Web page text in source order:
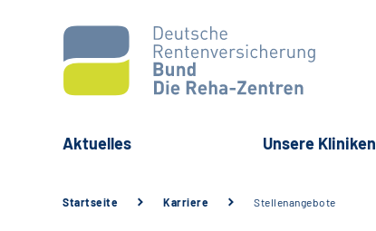
Aktuelles Unsere Kliniken
Startseite Karriere Stellenangebote